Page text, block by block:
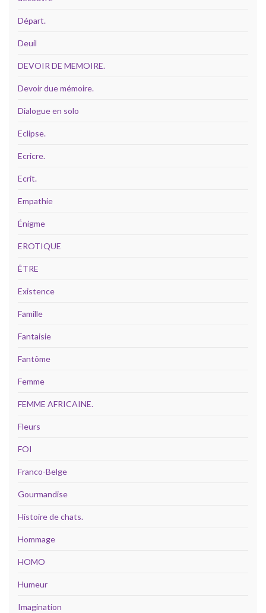
Départ.
Deuil
DEVOIR DE MEMOIRE.
Devoir due mémoire.
Dialogue en solo
Eclipse.
Ecricre.
Ecrit.
Empathie
Énigme
EROTIQUE
ÊTRE
Existence
Famille
Fantaisie
Fantôme
Femme
FEMME AFRICAINE.
Fleurs
FOI
Franco-Belge
Gourmandise
Histoire de chats.
Hommage
HOMO
Humeur
Imagination